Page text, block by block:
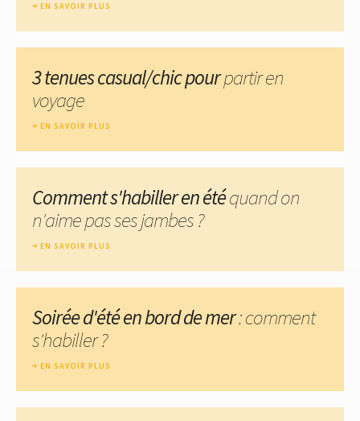
EN SAVOIR PLUS
3 tenues casual/chic pourpartir en
voyage
EN SAVOIR PLUS
Comment s'habiller en étéquand on
n'aime pas ses jambes ?
EN SAVOIR PLUS
Soirée d'été en bord de mer: comment
s'habiller ?
EN SAVOIR PLUS